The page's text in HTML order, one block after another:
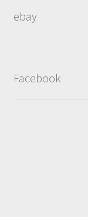
ebay
Facebook